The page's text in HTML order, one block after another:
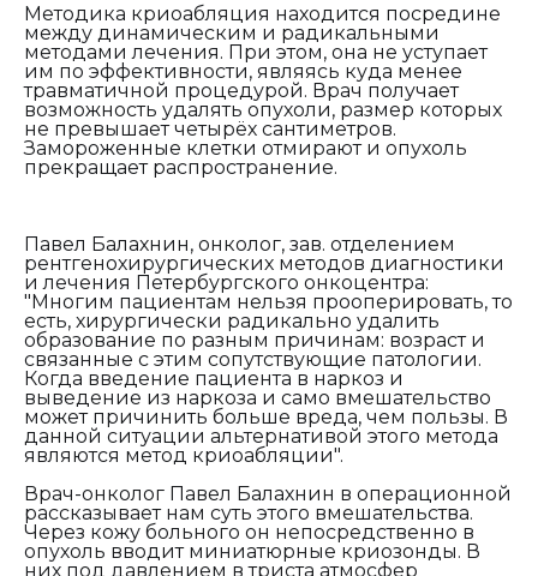
Методика криоабляция находится посредине
между динамическим и радикальными
методами лечения. При этом, она не уступает
им по эффективности, являясь куда менее
травматичной процедурой. Врач получает
возможность удалять опухоли, размер которых
не превышает четырёх сантиметров.
Замороженные клетки отмирают и опухоль
прекращает распространение.
Павел Балахнин, онколог, зав. отделением
рентгенохирургических методов диагностики
и лечения Петербургского онкоцентра:
"Многим пациентам нельзя прооперировать, то
есть, хирургически радикально удалить
образование по разным причинам: возраст и
связанные с этим сопутствующие патологии.
Когда введение пациента в наркоз и
выведение из наркоза и само вмешательство
может причинить больше вреда, чем пользы. В
данной ситуации альтернативой этого метода
являются метод криоабляции".
Врач-онколог Павел Балахнин в операционной
рассказывает нам суть этого вмешательства.
Через кожу больного он непосредственно в
опухоль вводит миниатюрные криозонды. В
них под давлением в триста атмосфер